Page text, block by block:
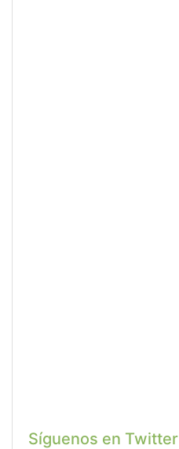
Síguenos en Twitter